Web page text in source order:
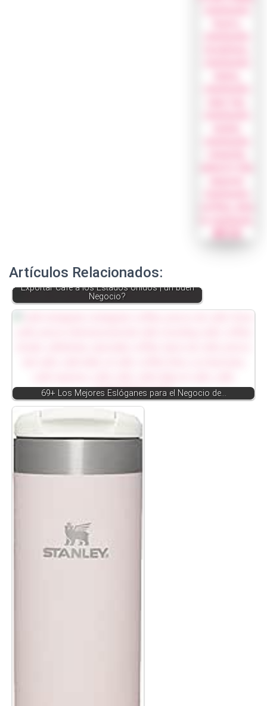
Artículos Relacionados:
Exportar Café a los Estados Unidos | un buen
Negocio?
69+ Los Mejores Eslóganes para el Negocio de…